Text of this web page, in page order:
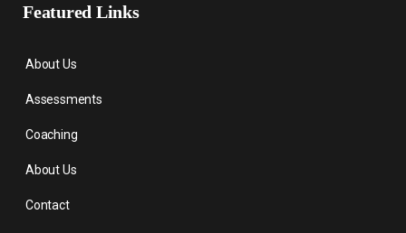
Featured Links
About Us
Assessments
Coaching
About Us
Contact